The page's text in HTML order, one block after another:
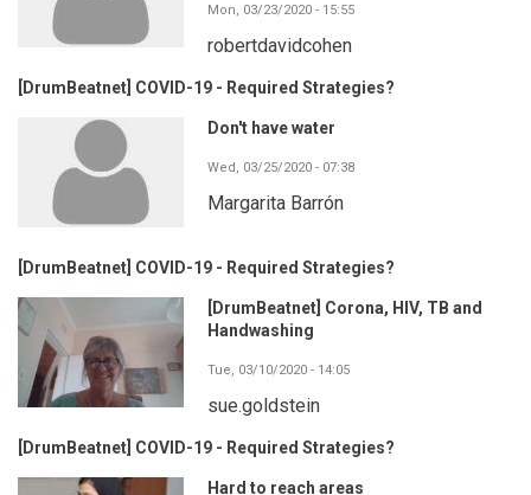
Mon, 03/23/2020 - 15:55
robertdavidcohen
[DrumBeatnet] COVID-19 - Required Strategies?
Don't have water
Wed, 03/25/2020 - 07:38
Margarita Barrón
[DrumBeatnet] COVID-19 - Required Strategies?
[DrumBeatnet] Corona, HIV, TB and
Handwashing
Tue, 03/10/2020 - 14:05
sue.goldstein
[DrumBeatnet] COVID-19 - Required Strategies?
Hard to reach areas